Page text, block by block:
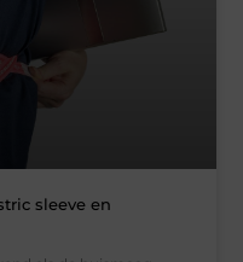
sleeve en